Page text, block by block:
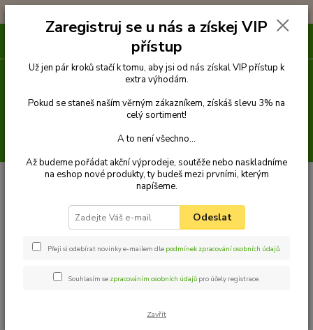
Venčení Vodítka Přepínací vodítka lanová
Vodítko přepínací
Vodítko přepínací 8 mm x 2,5 m
Upřesnit parametry
Zaregistruj se u nás a získej VIP
přístup
Už jen pár kroků stačí k tomu, aby jsi od nás získal VIP přístup k
extra výhodám.
Pokud se staneš naším věrným zákazníkem, získáš slevu 3% na
celý sortiment!
A to není všechno...
Až budeme pořádat akční výprodeje, soutěže nebo naskladníme
na eshop nové produkty, ty budeš mezi prvními, kterým
napíšeme.
Odeslat
Přeji si odebírat novinky e-mailem dle podmínek zpracování osobních údajů.
Souhlasím se zpracováním osobních údajů pro účely registrace.
Zavřít